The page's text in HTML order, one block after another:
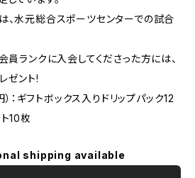
、水元総合スポーツセンターでの試合
ランクに入会してくださった方には、
ゼント!
ギフトボックス入りドリップパック12
10枚
shipping available